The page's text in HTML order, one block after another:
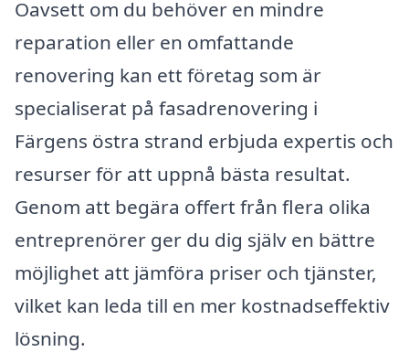
Oavsett om du behöver en mindre
reparation eller en omfattande
renovering kan ett företag som är
specialiserat på fasadrenovering i
Färgens östra strand erbjuda expertis och
resurser för att uppnå bästa resultat.
Genom att begära offert från flera olika
entreprenörer ger du dig själv en bättre
möjlighet att jämföra priser och tjänster,
vilket kan leda till en mer kostnadseffektiv
lösning.